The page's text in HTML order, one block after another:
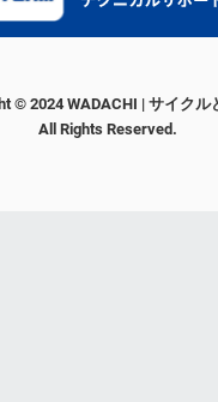
© 2024 WADACHI | サイクル
All Rights Reserved.